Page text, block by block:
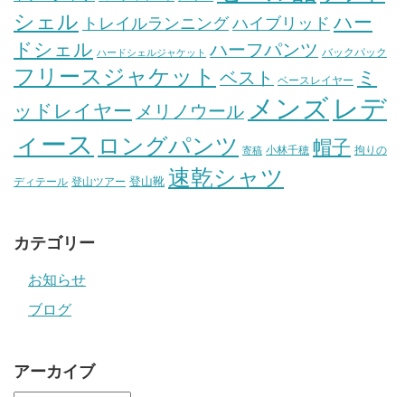
シェル トレイルランニング ハイブリッド ハー
ドシェル ハードシェルジャケット ハーフパンツ バックパック
フリースジャケット ベスト ベースレイヤー
ミ
ッドレイヤー メリノウール メンズ レデ
ィース ロングパンツ 寄稿 小林千穂 帽子 拘りの
ディテール 登山ツアー 登山靴 速乾シャツ
カテゴリー
お知らせ
ブログ
アーカイブ